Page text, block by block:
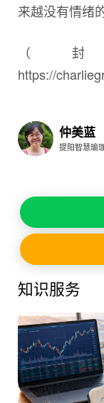
来越没有情绪
（
https://
仲美蓝
提阳智慧瑜
知识服务